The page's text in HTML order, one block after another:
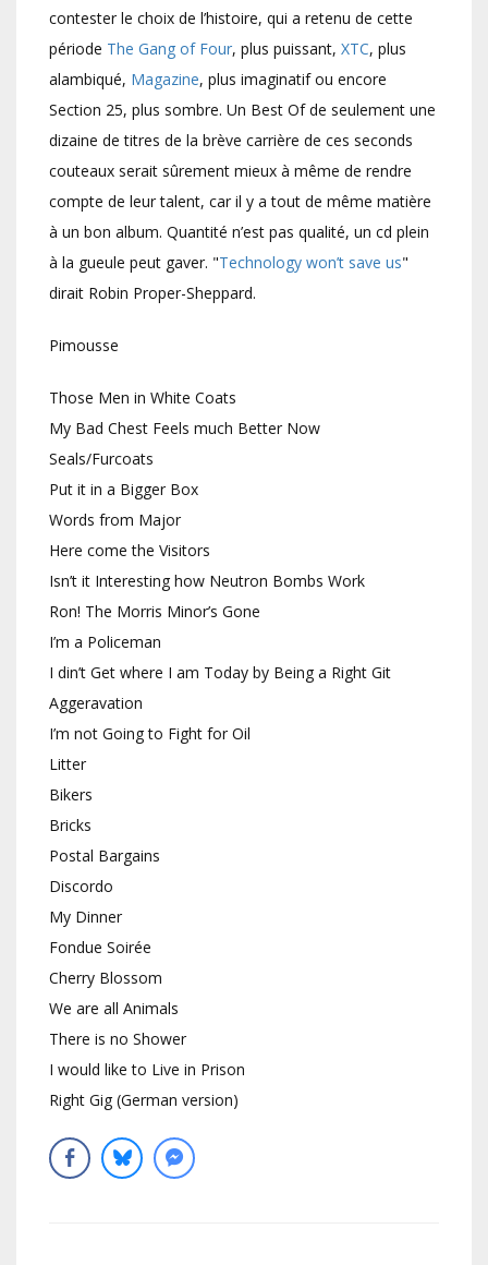
contester le choix de l’histoire, qui a retenu de cette
période The Gang of Four, plus puissant, XTC, plus
alambiqué, Magazine, plus imaginatif ou encore
Section 25, plus sombre. Un Best Of de seulement une
dizaine de titres de la brève carrière de ces seconds
couteaux serait sûrement mieux à même de rendre
compte de leur talent, car il y a tout de même matière
à un bon album. Quantité n’est pas qualité, un cd plein
à la gueule peut gaver. "Technology won’t save us"
dirait Robin Proper-Sheppard.
Pimousse
Those Men in White Coats
My Bad Chest Feels much Better Now
Seals/Furcoats
Put it in a Bigger Box
Words from Major
Here come the Visitors
Isn’t it Interesting how Neutron Bombs Work
Ron! The Morris Minor’s Gone
I’m a Policeman
I din’t Get where I am Today by Being a Right Git
Aggeravation
I’m not Going to Fight for Oil
Litter
Bikers
Bricks
Postal Bargains
Discordo
My Dinner
Fondue Soirée
Cherry Blossom
We are all Animals
There is no Shower
I would like to Live in Prison
Right Gig (German version)